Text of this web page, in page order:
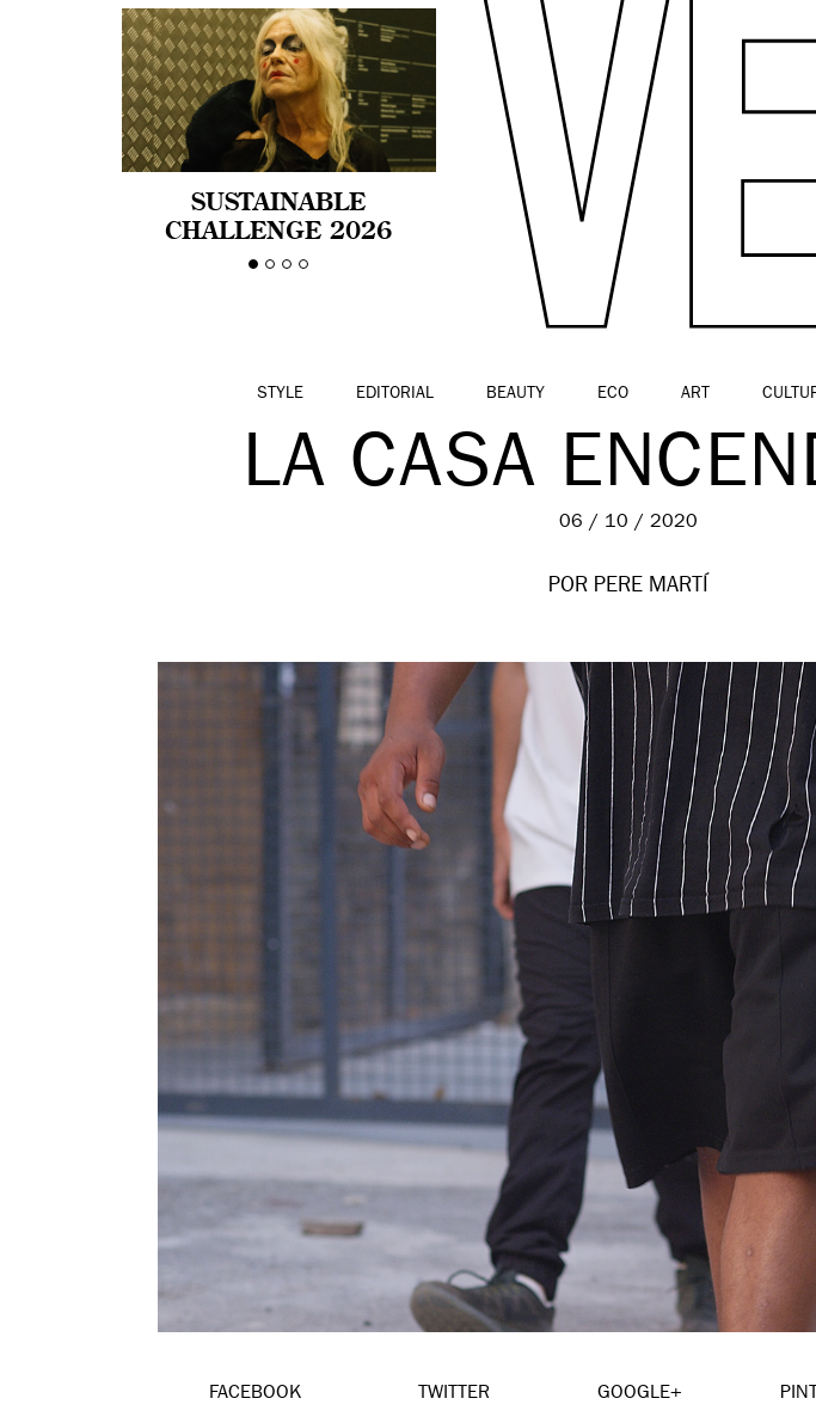
SUSTAINABLE
CHALLENGE 2026
CELEBRA LA
STYLE EDITORIAL BEAUTY ECO ART
LA CASA
06 / 10 / 2020
POR PERE MARTÍ
FACEBOOK TWITTER GOOGLE+